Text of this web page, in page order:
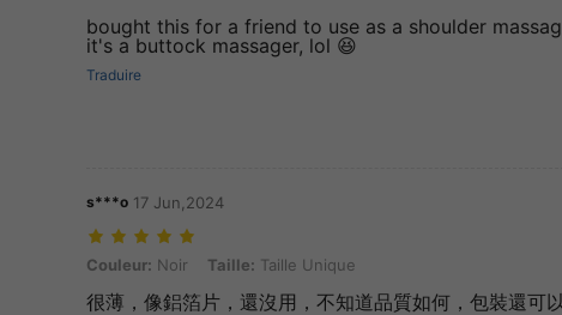
bought this for a friend to use as a shoulder
it's a buttock massager, lol 😆
Traduire
s***o 17 Jun,2024
Couleur: Noir, Taille: Taille Unique
Couleur: Noir Taille: Taille Unique
很薄，像鋁箔片，還沒用，不知道品質如何，包裝還可